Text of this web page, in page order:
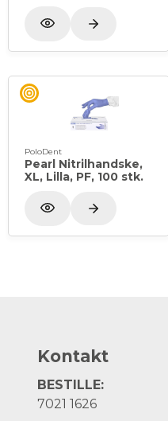
PoloDent
Pearl Nitrilhandske,
XL, Lilla, PF, 100 stk.
Kontakt
BESTILLE:
7021 1626